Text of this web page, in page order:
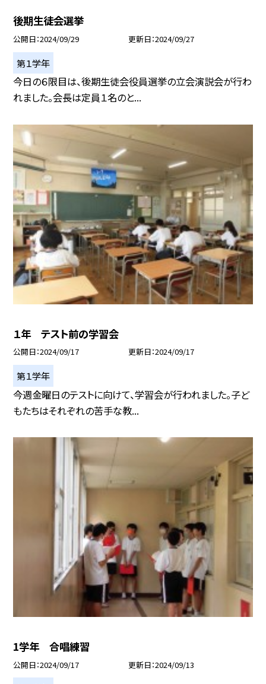
後期生徒会選挙
公開日 2024/09/29 更新日 2024/09/27
第１学年
今日の６限目は、後期生徒会役員選挙の立会演説会が行わ
れました。会長は定員１名のと...
１年 テスト前の学習会
公開日 2024/09/17 更新日 2024/09/17
第１学年
今週金曜日のテストに向けて、学習会が行われました。子ど
もたちはそれぞれの苦手な教...
1学年 合唱練習
公開日 2024/09/17 更新日 2024/09/13